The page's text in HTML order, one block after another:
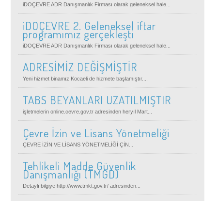
iDOÇEVRE ADR Danışmanlık Firması olarak geleneksel hale...
iDOÇEVRE 2. Geleneksel iftar
programımız gerçekleşti
iDOÇEVRE ADR Danışmanlık Firması olarak geleneksel hale...
ADRESİMİZ DEĞİŞMİŞTİR
Yeni hizmet binamız Kocaeli de hizmete başlamıştır....
TABS BEYANLARI UZATILMIŞTIR
işletmelerin online.cevre.gov.tr adresinden heryıl Mart...
Çevre İzin ve Lisans Yönetmeliği
ÇEVRE İZİN VE LİSANS YÖNETMELİĞİ ÇİN...
Tehlikeli Madde Güvenlik
Danışmanlığı (TMGD)
Detaylı bilgiye http://www.tmkt.gov.tr/ adresinden...